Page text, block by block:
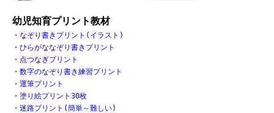
幼児知育プリント教材
・ なぞり書きプリント(イラスト)
・ ひらがななぞり書きプリント
・ 点つなぎプリント
・ 数字のなぞり書き練習プリント
・ 運筆プリント
・ 塗り絵プリント30枚
・ 迷路プリント(簡単～難しい)